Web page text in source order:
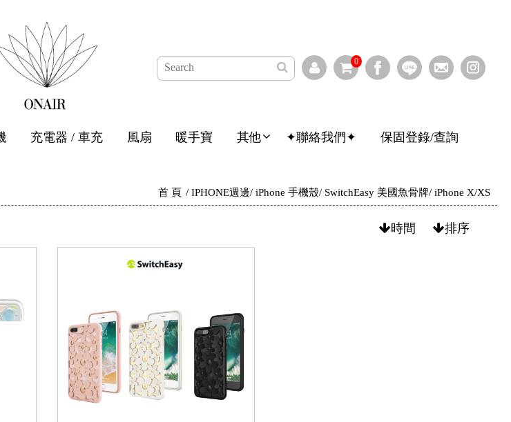
0
充電器 / 車充 風扇 暖手寶 其他 ✦聯絡我們✦ 保固登錄/查詢
首 頁 IPHONE週邊 iPhone 手機殼 SwitchEasy 美國魚骨牌 iPhone X/XS
時間 排序